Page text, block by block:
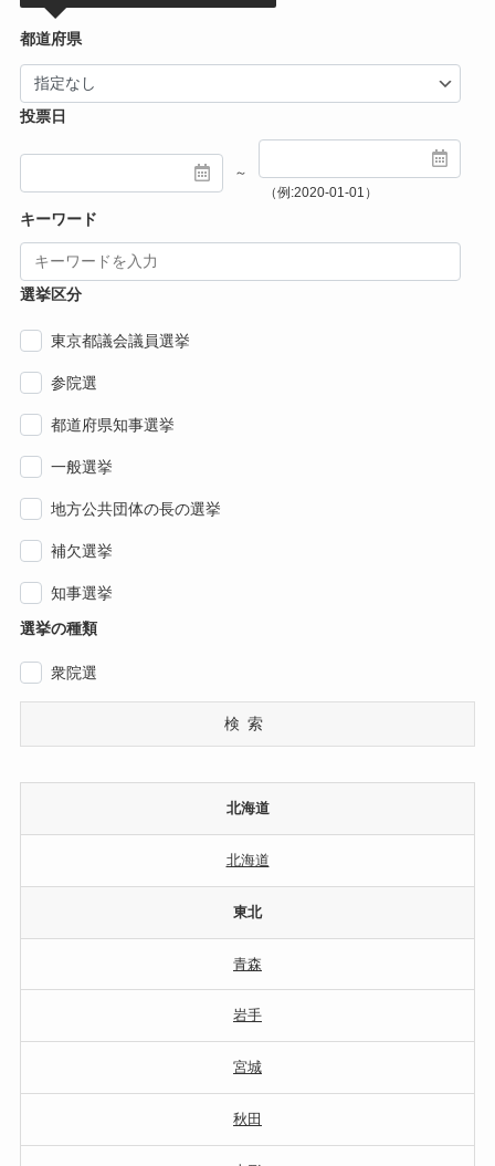
都道府県
投票日
～
（例:2020-01-01）
キーワード
選挙区分
東京都議会議員選挙
参院選
都道府県知事選挙
一般選挙
地方公共団体の長の選挙
補欠選挙
知事選挙
選挙の種類
衆院選
検索
北海道
北海道
東北
青森
岩手
宮城
秋田